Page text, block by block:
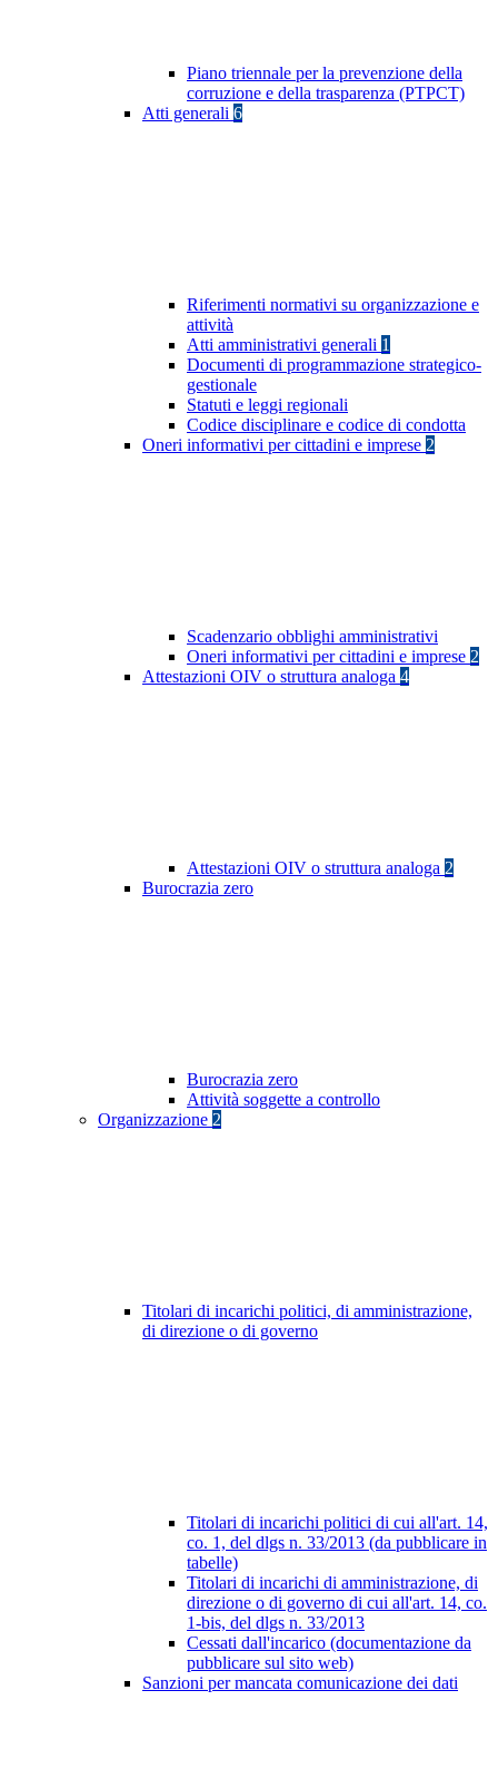
Piano triennale per la prevenzione della
corruzione e della trasparenza (PTPCT)
Atti generali 6
Riferimenti normativi su organizzazione e
attività
Atti amministrativi generali 1
Documenti di programmazione strategico-
gestionale
Statuti e leggi regionali
Codice disciplinare e codice di condotta
Oneri informativi per cittadini e imprese 2
Scadenzario obblighi amministrativi
Oneri informativi per cittadini e imprese 2
Attestazioni OIV o struttura analoga 4
Attestazioni OIV o struttura analoga 2
Burocrazia zero
Burocrazia zero
Attività soggette a controllo
Organizzazione 2
Titolari di incarichi politici, di amministrazione,
di direzione o di governo
Titolari di incarichi politici di cui all'art. 14,
co. 1, del dlgs n. 33/2013 (da pubblicare in
tabelle)
Titolari di incarichi di amministrazione, di
direzione o di governo di cui all'art. 14, co.
1-bis, del dlgs n. 33/2013
Cessati dall'incarico (documentazione da
pubblicare sul sito web)
Sanzioni per mancata comunicazione dei dati